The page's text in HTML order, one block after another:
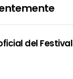
del Festival